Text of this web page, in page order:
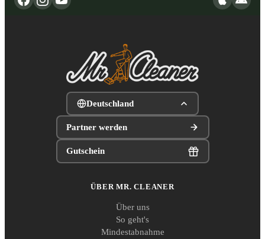
Deutschland
Partner werden
Gutschein
ÜBER MR. CLEANER
Über uns
So geht's
Mindestabnahme